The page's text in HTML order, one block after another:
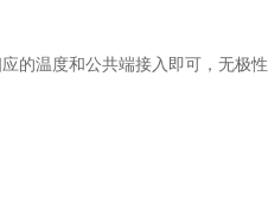
的温度和公共端接入即可，无极性